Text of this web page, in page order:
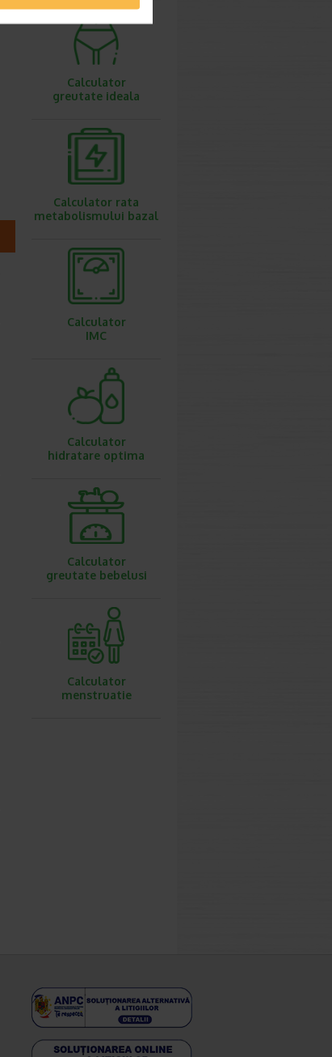
Calculator
greutate ideala
Calculator rata
metabolismului bazal
Calculator
IMC
Calculator
hidratare optima
Calculator
greutate bebelusi
Calculator
menstruatie